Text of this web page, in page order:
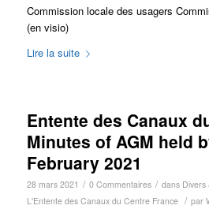
Commission locale des usagers
(en visio)
Lire la suite
Entente des Canaux
Minutes of AGM held
February 2021
28 mars 2021 / 0 Commentaires / dans Divers
L'Entente des Canaux du Centre France / par